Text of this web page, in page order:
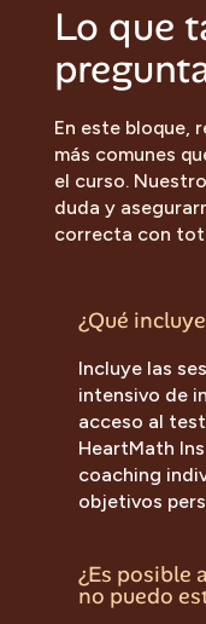
Lo que
En este bloque,
más comunes
el curso.
duda y
correcta con
¿Qué
Incluye las
intensivo de
acceso al
HeartMath
coaching
objetivos
¿Es posible
no puedo